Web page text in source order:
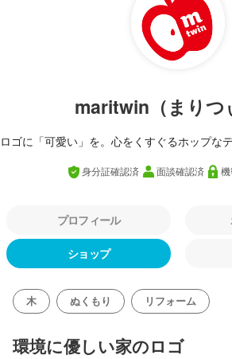
maritwin（まりつ
ロゴに「可愛い」を。心をくすぐるホップな
身分証確認済 面談確認済
プロフィール
ショップ
木 ぬくもり リフォーム
環境に優しい家のロゴ